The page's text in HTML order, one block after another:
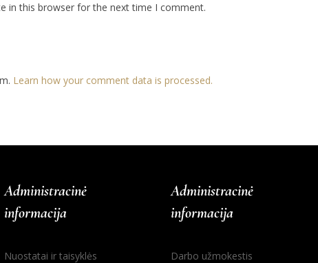
in this browser for the next time I comment.
Learn how your comment data is processed.
Administracinė
informacija
Nuostatai ir taisyklės
Administracinė
informacija
Darbo užmokestis